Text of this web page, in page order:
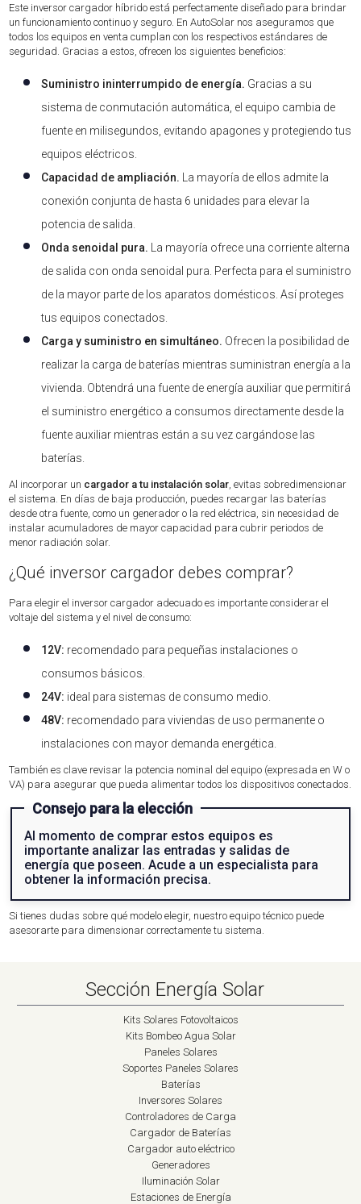
Este inversor cargador híbrido está perfectamente diseñado para brindar
un funcionamiento continuo y seguro. En AutoSolar nos aseguramos que
todos los equipos en venta cumplan con los respectivos estándares de
seguridad. Gracias a estos, ofrecen los siguientes beneficios:
Suministro ininterrumpido de energía. Gracias a su
sistema de conmutación automática, el equipo cambia de
fuente en milisegundos, evitando apagones y protegiendo tus
equipos eléctricos.
Capacidad de ampliación. La mayoría de ellos admite la
conexión conjunta de hasta 6 unidades para elevar la
potencia de salida.
Onda senoidal pura. La mayoría ofrece una corriente alterna
de salida con onda senoidal pura. Perfecta para el suministro
de la mayor parte de los aparatos domésticos. Así proteges
tus equipos conectados.
Carga y suministro en simultáneo. Ofrecen la posibilidad de
realizar la carga de baterías mientras suministran energía a la
vivienda. Obtendrá una fuente de energía auxiliar que permitirá
el suministro energético a consumos directamente desde la
fuente auxiliar mientras están a su vez cargándose las
baterías.
Al incorporar un cargador a tu instalación solar , evitas sobredimensionar
el sistema. En días de baja producción, puedes recargar las baterías
desde otra fuente, como un generador o la red eléctrica, sin necesidad de
instalar acumuladores de mayor capacidad para cubrir periodos de
menor radiación solar.
¿Qué inversor cargador debes comprar?
Para elegir el inversor cargador adecuado es importante considerar el
voltaje del sistema y el nivel de consumo:
12V: recomendado para pequeñas instalaciones o
consumos básicos.
24V: ideal para sistemas de consumo medio.
48V: recomendado para viviendas de uso permanente o
instalaciones con mayor demanda energética.
También es clave revisar la potencia nominal del equipo (expresada en W o
VA) para asegurar que pueda alimentar todos los dispositivos conectados.
Consejo para la elección
Al momento de comprar estos equipos es
importante analizar las entradas y salidas de
energía que poseen. Acude a un especialista para
obtener la información precisa.
Si tienes dudas sobre qué modelo elegir, nuestro equipo técnico puede
asesorarte para dimensionar correctamente tu sistema.
Sección Energía Solar
Kits Solares Fotovoltaicos
Kits Bombeo Agua Solar
Paneles Solares
Soportes Paneles Solares
Baterías
Inversores Solares
Controladores de Carga
Cargador de Baterías
Cargador auto eléctrico
Generadores
Iluminación Solar
Estaciones de Energía